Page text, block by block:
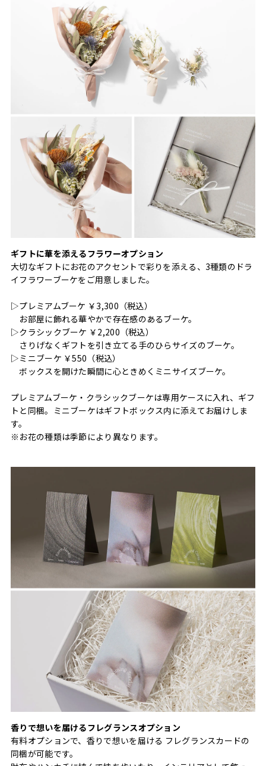
ギフトに華を添えるフラワーオプション
大切なギフトにお花のアクセントで彩りを添える、3種類のドラ
イフラワーブーケをご用意しました。
▷プレミアムブーケ ￥3,300（税込）
お部屋に飾れる華やかで存在感のあるブーケ。
▷クラシックブーケ ￥2,200（税込）
さりげなくギフトを引き立てる手のひらサイズのブーケ。
▷ミニブーケ ￥550（税込）
ボックスを開けた瞬間に心ときめくミニサイズブーケ。
プレミアムブーケ・クラシックブーケは専用ケースに入れ、ギフ
トと同梱。ミニブーケはギフトボックス内に添えてお届けしま
す。
※お花の種類は季節により異なります。
香りで想いを届けるフレグランスオプション
有料オプションで、香りで想いを届ける フレグランスカードの
同梱が可能です。